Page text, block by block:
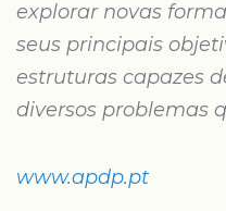
explorar novas
seus principais
estruturas capazes
diversos problemas
www.apdp.pt